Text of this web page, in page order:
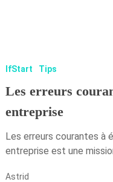
IfStart Tips
Les erreurs
entreprise
Les erreurs courantes à
entreprise est une
Astrid